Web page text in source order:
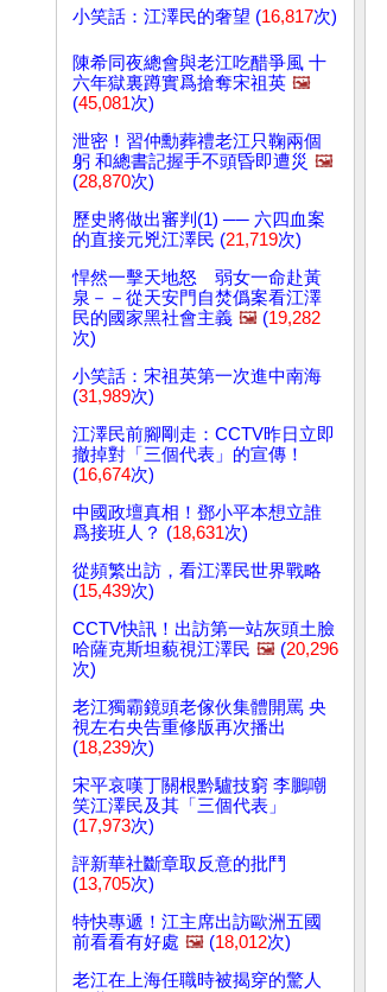
小笑話：江澤民的奢望 (16,817次)
陳希同夜總會與老江吃醋爭風 十
六年獄裏蹲實爲搶奪宋祖英 🖼️
(45,081次)
泄密！習仲勳葬禮老江只鞠兩個
躬 和總書記握手不頭昏即遭災 🖼️
(28,870次)
歷史將做出審判(1) ── 六四血案
的直接元兇江澤民 (21,719次)
悍然一擊天地怒 弱女一命赴黃
泉－－從天安門自焚僞案看江澤
民的國家黑社會主義 🖼️ (19,282
次)
小笑話：宋祖英第一次進中南海
(31,989次)
江澤民前腳剛走：CCTV昨日立即
撤掉對「三個代表」的宣傳！
(16,674次)
中國政壇真相！鄧小平本想立誰
爲接班人？ (18,631次)
從頻繁出訪，看江澤民世界戰略
(15,439次)
CCTV快訊！出訪第一站灰頭土臉
哈薩克斯坦藐視江澤民 🖼️ (20,296
次)
老江獨霸鏡頭老傢伙集體開罵 央
視左右央告重修版再次播出
(18,239次)
宋平哀嘆丁關根黔驢技窮 李鵬嘲
笑江澤民及其「三個代表」
(17,973次)
評新華社斷章取反意的批鬥
(13,705次)
特快專遞！江主席出訪歐洲五國
前看看有好處 🖼️ (18,012次)
老江在上海任職時被揭穿的驚人